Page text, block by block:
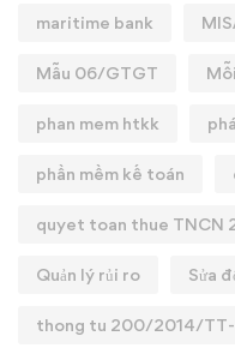
maritime bank
Mẫu 06/GTGT
phan mem htkk
phần mềm kế toán
quyet toan thue TNCN
Quản lý rủi ro Sửa
thong tu 200/2014/